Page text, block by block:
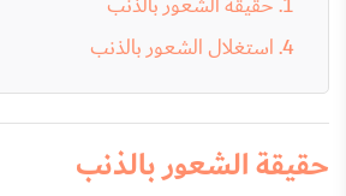
استغلال الشعور بالذنب
حقيقة الشعور بالذنب